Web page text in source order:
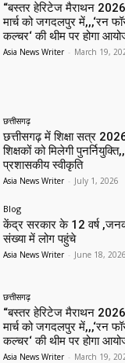
“बस्तर हेरिटेज मैराथन
मार्च को जगदलपुर में,,,‘रन
कल्चर‘ की थीम पर होगा
Asia News Writer - March 19,
छत्तीसगढ़
छत्तीसगढ़ में शिक्षा सत्र
शिक्षकों को मिलेगी
प्रशासकीय स्वीकृति
Asia News Writer - July 1, 2026
Blog
केंद्र सरकार के 12 वर्ष
संख्या में लोग पहुंचे
Asia News Writer - June 18, 2026
छत्तीसगढ़
“बस्तर हेरिटेज मैराथन
मार्च को जगदलपुर में,,,‘रन
कल्चर‘ की थीम पर होगा
Asia News Writer - March 19,